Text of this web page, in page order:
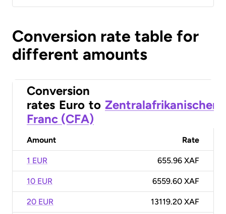
Conversion rate table for
different amounts
Conversion
rates Euro to Zentralafrikanischer
Franc (CFA)
Amount Rate
1 EUR 655.96 XAF
10 EUR 6559.60 XAF
20 EUR 13119.20 XAF